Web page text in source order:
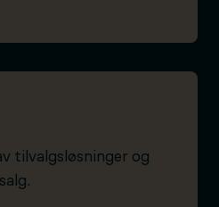
tilvalgsløsninger og